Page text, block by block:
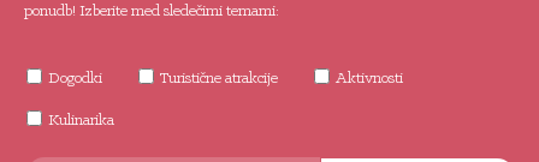
ponudb! Izberite med sledečimi temami:
Dogodki Turistične atrakcije Aktivnosti
Kulinarika